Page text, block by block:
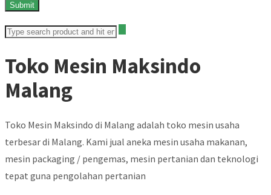
Toko Mesin Maksindo
Malang
Toko Mesin Maksindo di Malang adalah toko mesin usaha
terbesar di Malang. Kami jual aneka mesin usaha makanan,
mesin packaging / pengemas, mesin pertanian dan teknologi
tepat guna pengolahan pertanian